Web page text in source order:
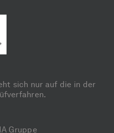
sich nur auf die in der
Gruppe